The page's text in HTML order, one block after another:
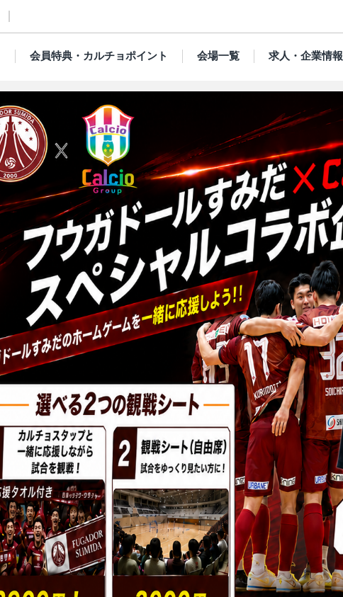
会員特典・カルチョポイント 会場一覧 求人・企業情報